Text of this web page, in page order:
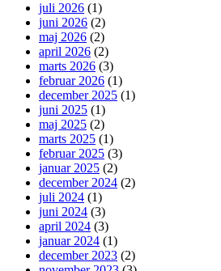
juli 2026 (1)
juni 2026 (2)
maj 2026 (2)
april 2026 (2)
marts 2026 (3)
februar 2026 (1)
december 2025 (1)
juni 2025 (1)
maj 2025 (2)
marts 2025 (1)
februar 2025 (3)
januar 2025 (2)
december 2024 (2)
juli 2024 (1)
juni 2024 (3)
april 2024 (3)
januar 2024 (1)
december 2023 (2)